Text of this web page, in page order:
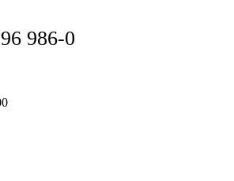
986-0